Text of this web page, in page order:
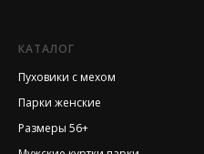
КАТАЛОГ
Пуховики с мехом
Парки женские
Размеры 56+